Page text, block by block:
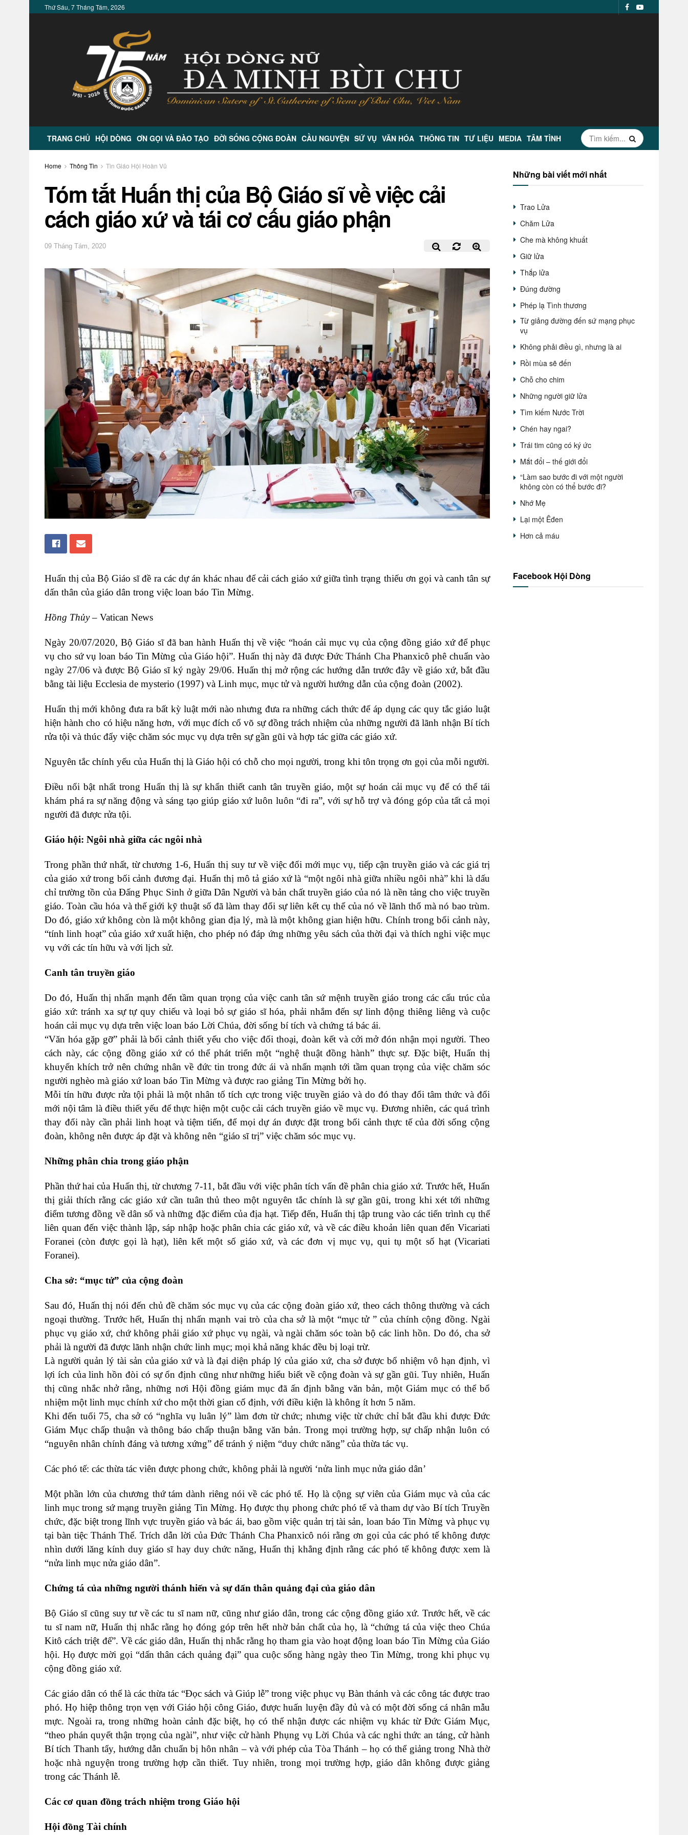
Thứ Sáu, 7 Tháng Tám, 2026
TRANG CHỦ HỘI DÒNG ƠN GỌI VÀ ĐÀO TẠO ĐỜI SỐNG CỘNG ĐOÀN CẦU NGUYỆN SỨ VỤ VĂN HÓA THÔNG TIN TƯ LIỆU MEDIA TÂM TÌNH
Home Thông Tin Tin Giáo Hội Hoàn Vũ
Tóm tắt Huấn thị của Bộ Giáo sĩ về việc cải
cách giáo xứ và tái cơ cấu giáo phận
09 Tháng Tám, 2020
Huấn thị của Bộ Giáo sĩ đề ra các dự án khác nhau để cải cách giáo xứ giữa tình trạng thiếu ơn gọi và canh tân sự
dấn thân của giáo dân trong việc loan báo Tin Mừng.
Hồng Thủy– Vatican News
Ngày 20/07/2020, Bộ Giáo sĩ đã ban hành Huấn thị về việc “hoán cải mục vụ của cộng đồng giáo xứ để phục
vụ cho sứ vụ loan báo Tin Mừng của Giáo hội”. Huấn thị này đã được Đức Thánh Cha Phanxicô phê chuẩn vào
ngày 27/06 và được Bộ Giáo sĩ ký ngày 29/06. Huấn thị mở rộng các hướng dẫn trước đây về giáo xứ, bắt đầu
bằng tài liệu Ecclesia de mysterio (1997) và Linh mục, mục tử và người hướng dẫn của cộng đoàn (2002).
Huấn thị mới không đưa ra bất kỳ luật mới nào nhưng đưa ra những cách thức để áp dụng các quy tắc giáo luật
hiện hành cho có hiệu năng hơn, với mục đích cổ võ sự đồng trách nhiệm của những người đã lãnh nhận Bí tích
rửa tội và thúc đẩy việc chăm sóc mục vụ dựa trên sự gần gũi và hợp tác giữa các giáo xứ.
Nguyên tắc chính yếu của Huấn thị là Giáo hội có chỗ cho mọi người, trong khi tôn trọng ơn gọi của mỗi người.
Điều nổi bật nhất trong Huấn thị là sự khẩn thiết canh tân truyền giáo, một sự hoán cải mục vụ để có thể tái
khám phá ra sự năng động và sáng tạo giúp giáo xứ luôn luôn “đi ra”, với sự hỗ trợ và đóng góp của tất cả mọi
người đã được rửa tội.
Giáo hội: Ngôi nhà giữa các ngôi nhà
Trong phần thứ nhất, từ chương 1-6, Huấn thị suy tư về việc đổi mới mục vụ, tiếp cận truyền giáo và các giá trị
của giáo xứ trong bối cảnh đương đại. Huấn thị mô tả giáo xứ là “một ngôi nhà giữa nhiều ngôi nhà” khi là dấu
chỉ trường tồn của Đấng Phục Sinh ở giữa Dân Người và bản chất truyền giáo của nó là nền tảng cho việc truyền
giáo. Toàn cầu hóa và thế giới kỹ thuật số đã làm thay đổi sự liên kết cụ thể của nó về lãnh thổ mà nó bao trùm.
Do đó, giáo xứ không còn là một không gian địa lý, mà là một không gian hiện hữu. Chính trong bối cảnh này,
“tính linh hoạt” của giáo xứ xuất hiện, cho phép nó đáp ứng những yêu sách của thời đại và thích nghi việc mục
vụ với các tín hữu và với lịch sử.
Canh tân truyền giáo
Do đó, Huấn thị nhấn mạnh đến tầm quan trọng của việc canh tân sứ mệnh truyền giáo trong các cấu trúc của
giáo xứ: tránh xa sự tự quy chiếu và loại bỏ sự giáo sĩ hóa, phải nhắm đến sự linh động thiêng liêng và cuộc
hoán cải mục vụ dựa trên việc loan báo Lời Chúa, đời sống bí tích và chứng tá bác ái.
“Văn hóa gặp gỡ” phải là bối cảnh thiết yếu cho việc đối thoại, đoàn kết và cởi mở đón nhận mọi người. Theo
cách này, các cộng đồng giáo xứ có thể phát triển một “nghệ thuật đồng hành” thực sự. Đặc biệt, Huấn thị
khuyến khích trở nên chứng nhân về đức tin trong đức ái và nhấn mạnh tới tầm quan trọng của việc chăm sóc
người nghèo mà giáo xứ loan báo Tin Mừng và được rao giảng Tin Mừng bởi họ.
Mỗi tín hữu được rửa tội phải là một nhân tố tích cực trong việc truyền giáo và do đó thay đổi tâm thức và đổi
mới nội tâm là điều thiết yếu để thực hiện một cuộc cải cách truyền giáo về mục vụ. Đương nhiên, các quá trình
thay đổi này cần phải linh hoạt và tiệm tiến, để mọi dự án được đặt trong bối cảnh thực tế của đời sống cộng
đoàn, không nên được áp đặt và không nên “giáo sĩ trị” việc chăm sóc mục vụ.
Những phân chia trong giáo phận
Phần thứ hai của Huấn thị, từ chương 7-11, bắt đầu với việc phân tích vấn đề phân chia giáo xứ. Trước hết, Huấn
thị giải thích rằng các giáo xứ cần tuân thủ theo một nguyên tắc chính là sự gần gũi, trong khi xét tới những
điểm tương đồng về dân số và những đặc điểm của địa hạt. Tiếp đến, Huấn thị tập trung vào các tiến trình cụ thể
liên quan đến việc thành lập, sáp nhập hoặc phân chia các giáo xứ, và về các điều khoản liên quan đến Vicariati
Foranei (còn được gọi là hạt), liên kết một số giáo xứ, và các đơn vị mục vụ, qui tụ một số hạt (Vicariati
Foranei).
Cha sở: “mục tử” của cộng đoàn
Sau đó, Huấn thị nói đến chủ đề chăm sóc mục vụ của các cộng đoàn giáo xứ, theo cách thông thường và cách
ngoại thường. Trước hết, Huấn thị nhấn mạnh vai trò của cha sở là một “mục tử ” của chính cộng đồng. Ngài
phục vụ giáo xứ, chứ không phải giáo xứ phục vụ ngài, và ngài chăm sóc toàn bộ các linh hồn. Do đó, cha sở
phải là người đã được lãnh nhận chức linh mục; mọi khả năng khác đều bị loại trừ.
Là người quản lý tài sản của giáo xứ và là đại diện pháp lý của giáo xứ, cha sở được bổ nhiệm vô hạn định, vì
lợi ích của linh hồn đòi có sự ổn định cũng như những hiểu biết về cộng đoàn và sự gần gũi. Tuy nhiên, Huấn
thị cũng nhắc nhở rằng, những nơi Hội đồng giám mục đã ấn định bằng văn bản, một Giám mục có thể bổ
nhiệm một linh mục chính xứ cho một thời gian cố định, với điều kiện là không ít hơn 5 năm.
Khi đến tuổi 75, cha sở có “nghĩa vụ luân lý” làm đơn từ chức; nhưng việc từ chức chỉ bắt đầu khi được Đức
Giám Mục chấp thuận và thông báo chấp thuận bằng văn bản. Trong mọi trường hợp, sự chấp nhận luôn có
“nguyên nhân chính đáng và tương xứng” để tránh ý niệm “duy chức năng” của thừa tác vụ.
Các phó tế: các thừa tác viên được phong chức, không phải là người ‘nửa linh mục nửa giáo dân’
Một phần lớn của chương thứ tám dành riêng nói về các phó tế. Họ là cộng sự viên của Giám mục và của các
linh mục trong sứ mạng truyền giảng Tin Mừng. Họ được thụ phong chức phó tế và tham dự vào Bí tích Truyền
chức, đặc biệt trong lĩnh vực truyền giáo và bác ái, bao gồm việc quản trị tài sản, loan báo Tin Mừng và phục vụ
tại bàn tiệc Thánh Thể. Trích dẫn lời của Đức Thánh Cha Phanxicô nói rằng ơn gọi của các phó tế không được
nhìn dưới lăng kính duy giáo sĩ hay duy chức năng, Huấn thị khẳng định rằng các phó tế không được xem là
“nửa linh mục nửa giáo dân”.
Chứng tá của những người thánh hiến và sự dấn thân quảng đại của giáo dân
Bộ Giáo sĩ cũng suy tư về các tu sĩ nam nữ, cũng như giáo dân, trong các cộng đồng giáo xứ. Trước hết, về các
tu sĩ nam nữ, Huấn thị nhắc rằng họ đóng góp trên hết nhờ bản chất của họ, là “chứng tá của việc theo Chúa
Kitô cách triệt để”. Về các giáo dân, Huấn thị nhắc rằng họ tham gia vào hoạt động loan báo Tin Mừng của Giáo
hội. Họ được mời gọi “dấn thân cách quảng đại” qua cuộc sống hàng ngày theo Tin Mừng, trong khi phục vụ
cộng đồng giáo xứ.
Các giáo dân có thể là các thừa tác “Đọc sách và Giúp lễ” trong việc phục vụ Bàn thánh và các công tác được trao
phó. Họ hiệp thông trọn vẹn với Giáo hội công Giáo, được huấn luyện đầy đủ và có một đời sống cá nhân mẫu
mực. Ngoài ra, trong những hoàn cảnh đặc biệt, họ có thể nhận được các nhiệm vụ khác từ Đức Giám Mục,
“theo phán quyết thận trọng của ngài”, như việc cử hành Phụng vụ Lời Chúa và các nghi thức an táng, cử hành
Bí tích Thanh tẩy, hướng dẫn chuẩn bị hôn nhân – và với phép của Tòa Thánh – họ có thể giảng trong Nhà thờ
hoặc nhà nguyện trong trường hợp cần thiết. Tuy nhiên, trong mọi trường hợp, giáo dân không được giảng
trong các Thánh lễ.
Các cơ quan đồng trách nhiệm trong Giáo hội
Hội đồng Tài chính
Những bài viết mới nhất
Trao Lửa
Chăm Lửa
Che mà không khuất
Giữ lửa
Thắp lửa
Đúng đường
Phép lạ Tình thương
Từ giảng đường đến sứ mạng phục
vụ
Không phải điều gì, nhưng là ai
Rồi mùa sẽ đến
Chỗ cho chim
Những người giữ lửa
Tìm kiếm Nước Trời
Chén hay ngai?
Trái tim cũng có ký ức
Mắt đổi – thế giới đổi
“Làm sao bước đi với một người
không còn có thể bước đi?
Nhớ Mẹ
Lại một Êđen
Hơn cả máu
Facebook Hội Dòng